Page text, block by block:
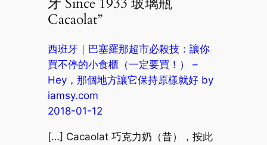
Cacaolat”
西班牙｜巴塞羅那超市必殺技：讓你
買不停的小食櫃（一定要買！） –
Hey，那個地方讓它保持原樣就好 by
iamsy.com
2018-01-12
[…] Cacaolat 巧克力奶（昔），按此